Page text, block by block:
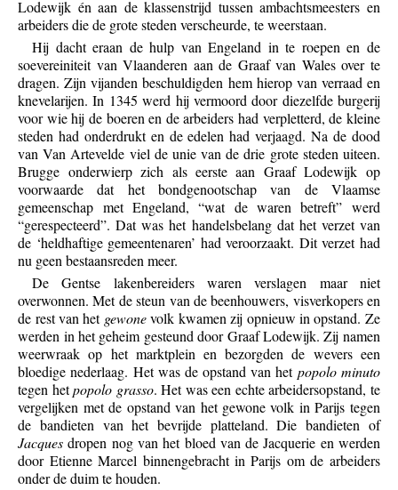
Lodewijk én aan de klassenstrijd tussen ambachtsmeesters en
arbeiders die de grote steden verscheurde, te weerstaan.
Hij dacht eraan de hulp van Engeland in te roepen en de
soevereiniteit van Vlaanderen aan de Graaf van Wales over te
dragen. Zijn vijanden beschuldigden hem hierop van verraad en
knevelarijen. In 1345 werd hij vermoord door diezelfde burgerij
voor wie hij de boeren en de arbeiders had verpletterd, de kleine
steden had onderdrukt en de edelen had verjaagd. Na de dood
van Van Artevelde viel de unie van de drie grote steden uiteen.
Brugge onderwierp zich als eerste aan Graaf Lodewijk op
voorwaarde dat het bondgenootschap van de Vlaamse
gemeenschap met Engeland, “wat de waren betreft” werd
“gerespecteerd”. Dat was het handelsbelang dat het verzet van
de ‘heldhaftige gemeentenaren’ had veroorzaakt. Dit verzet had
nu geen bestaansreden meer.
De Gentse lakenbereiders waren verslagen maar niet
overwonnen. Met de steun van de beenhouwers, visverkopers en
de rest van het gewonevolk kwamen zij opnieuw in opstand. Ze
werden in het geheim gesteund door Graaf Lodewijk. Zij namen
weerwraak op het marktplein en bezorgden de wevers een
bloedige nederlaag. Het was de opstand van het popolo minuto
tegen hetpopolo grasso. Het was een echte arbeidersopstand, te
vergelijken met de opstand van het gewone volk in Parijs tegen
de bandieten van het bevrijde platteland. Die bandieten of
Jacques dropen nog van het bloed van de Jacquerie en werden
door Etienne Marcel binnengebracht in Parijs om de arbeiders
onder de duim te houden.